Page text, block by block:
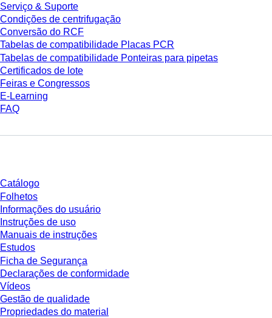
Serviço & Suporte
Condições de centrifugação
Conversão do RCF
Tabelas de compatibilidade Placas PCR
Tabelas de compatibilidade Ponteiras para pipetas
Certificados de lote
Feiras e Congressos
E-Learning
FAQ
Catálogo
Folhetos
Informações do usuário
Instruções de uso
Manuais de instruções
Estudos
Ficha de Segurança
Declarações de conformidade
Vídeos
Gestão de qualidade
Propriedades do material